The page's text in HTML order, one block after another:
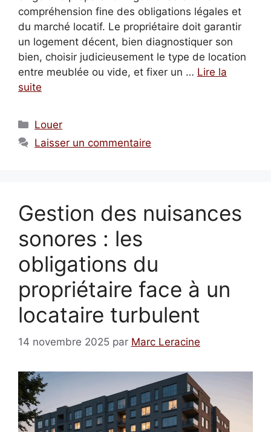
compréhension fine des obligations légales et
du marché locatif. Le propriétaire doit garantir
un logement décent, bien diagnostiquer son
bien, choisir judicieusement le type de location
entre meublée ou vide, et fixer un … Lire la
suite
Catégories
Louer
Laisser un commentaire
Gestion des nuisances
sonores : les
obligations du
propriétaire face à un
locataire turbulent
14 novembre 2025 par Marc Leracine